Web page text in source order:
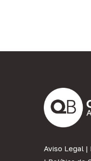
Aviso Legal |